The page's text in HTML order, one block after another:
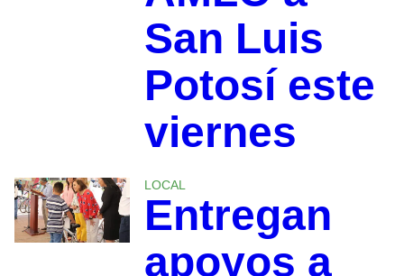
San Luis
Potosí este
viernes
LOCAL
Entregan
apoyos a